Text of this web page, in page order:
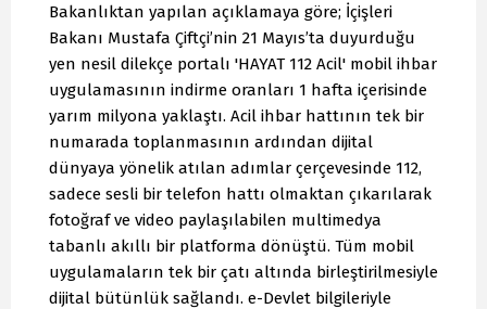
Bakanlıktan yapılan açıklamaya göre; İçişleri
Bakanı Mustafa Çiftçi’nin 21 Mayıs’ta duyurduğu
yen nesil dilekçe portalı 'HAYAT 112 Acil' mobil ihbar
uygulamasının indirme oranları 1 hafta içerisinde
yarım milyona yaklaştı. Acil ihbar hattının tek bir
numarada toplanmasının ardından dijital
dünyaya yönelik atılan adımlar çerçevesinde 112,
sadece sesli bir telefon hattı olmaktan çıkarılarak
fotoğraf ve video paylaşılabilen multimedya
tabanlı akıllı bir platforma dönüştü. Tüm mobil
uygulamaların tek bir çatı altında birleştirilmesiyle
dijital bütünlük sağlandı. e-Devlet bilgileriyle